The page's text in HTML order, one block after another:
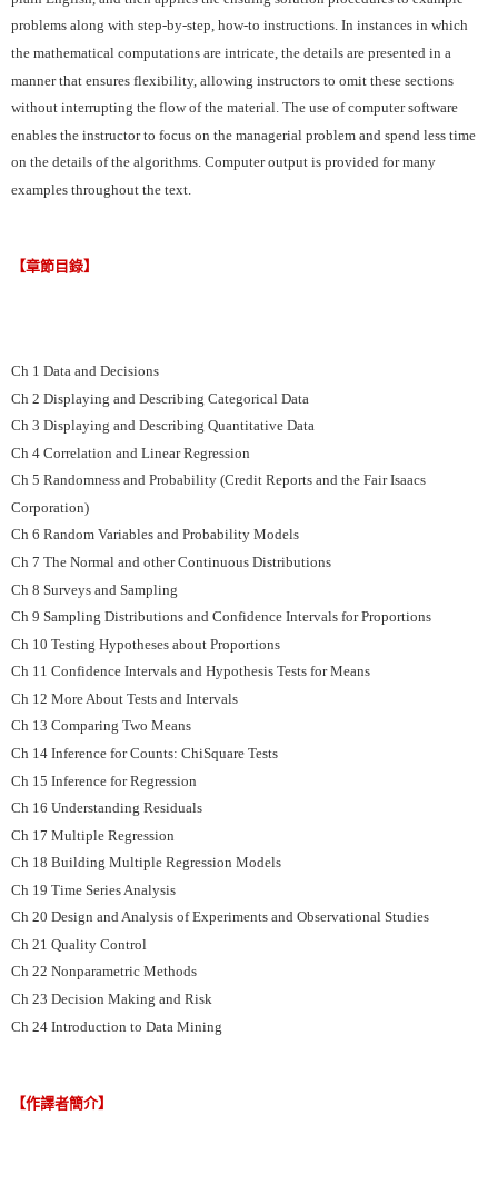
problems along with step-by-step, how-to instructions. In instances in which
the mathematical computations are intricate, the details are presented in a
manner that ensures flexibility, allowing instructors to omit these sections
without interrupting the flow of the material. The use of computer software
enables the instructor to focus on the managerial problem and spend less time
on the details of the algorithms. Computer output is provided for many
examples throughout the text.
【章節目錄】
Ch 1 Data and Decisions
Ch 2 Displaying and Describing Categorical Data
Ch 3 Displaying and Describing Quantitative Data
Ch 4 Correlation and Linear Regression
Ch 5 Randomness and Probability (Credit Reports and the Fair Isaacs
Corporation)
Ch 6 Random Variables and Probability Models
Ch 7 The Normal and other Continuous Distributions
Ch 8 Surveys and Sampling
Ch 9 Sampling Distributions and Confidence Intervals for Proportions
Ch 10 Testing Hypotheses about Proportions
Ch 11 Confidence Intervals and Hypothesis Tests for Means
Ch 12 More About Tests and Intervals
Ch 13 Comparing Two Means
Ch 14 Inference for Counts: ChiSquare Tests
Ch 15 Inference for Regression
Ch 16 Understanding Residuals
Ch 17 Multiple Regression
Ch 18 Building Multiple Regression Models
Ch 19 Time Series Analysis
Ch 20 Design and Analysis of Experiments and Observational Studies
Ch 21 Quality Control
Ch 22 Nonparametric Methods
Ch 23 Decision Making and Risk
Ch 24 Introduction to Data Mining
【作譯者簡介】